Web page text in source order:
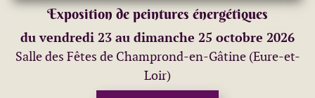
Exposition de peintures énergétiques
du vendredi 23 au dimanche 25 octobre 2026
Salle des Fêtes de Champrond-en-Gâtine (Eure-et-
Loir)